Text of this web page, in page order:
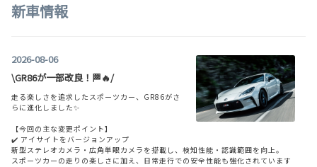
新車情報
2026-08-06
\GR86が一部改良！🏁🔥/
走る楽しさを追求したスポーツカー、GR86がさ
らに進化しました✨
【今回の主な変更ポイント】
✔️ アイサイトをバージョンアップ
新型ステレオカメラ・広角単眼カメラを搭載し、検知性能・認識範囲を向上。
スポーツカーの走りの楽しさに加え、日常走行での安全性能も強化されています